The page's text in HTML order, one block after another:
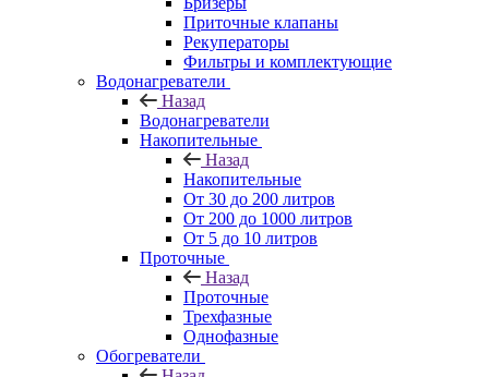
Приточные клапаны
Рекуператоры
Фильтры и комплектующие
Водонагреватели
Назад
Водонагреватели
Накопительные
Назад
Накопительные
От 30 до 200 литров
От 200 до 1000 литров
От 5 до 10 литров
Проточные
Назад
Проточные
Трехфазные
Однофазные
Обогреватели